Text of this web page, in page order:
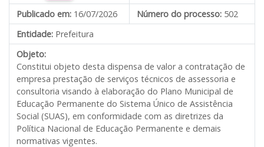
Publicado em: 16/07/2026 Número do processo: 502
Entidade: Prefeitura
Objeto:
Constitui objeto desta dispensa de valor a contratação de
empresa prestação de serviços técnicos de assessoria e
consultoria visando à elaboração do Plano Municipal de
Educação Permanente do Sistema Único de Assistência
Social (SUAS), em conformidade com as diretrizes da
Política Nacional de Educação Permanente e demais
normativas vigentes.